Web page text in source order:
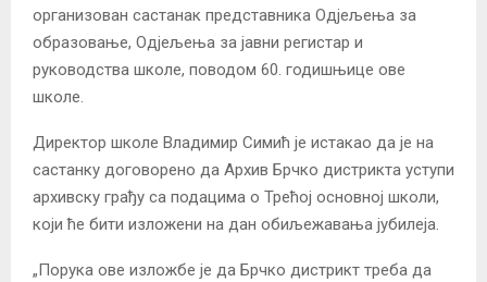
организован састанак представника Одјељења за
образовање, Одјељења за јавни регистар и
руководства школе, поводом 60. годишњице ове
школе.
Директор школе Владимир Симић је истакао да је на
састанку договорено да Архив Брчко дистрикта уступи
архивску грађу са подацима о Трећој основној школи,
који ће бити изложени на дан обиљежавања јубилеја.
„Порука ове изложбе је да Брчко дистрикт треба да